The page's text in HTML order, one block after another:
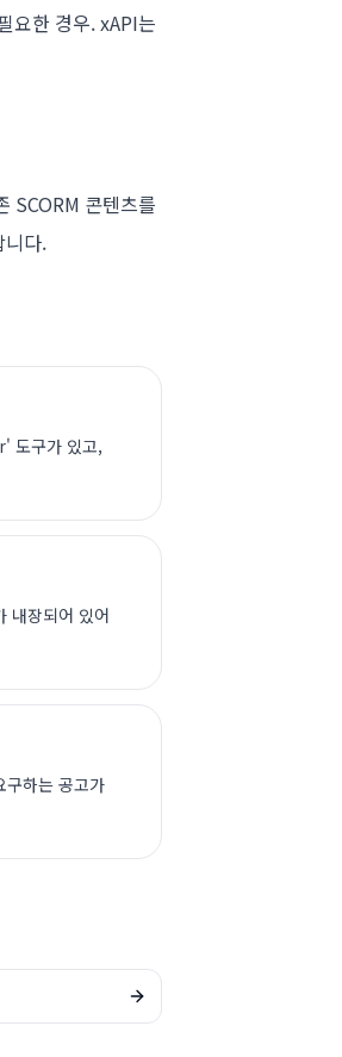
요한 경우. xAPI는
SCORM 콘텐츠를
니다.
도구가 있고,
장되어 있어
하는 공고가